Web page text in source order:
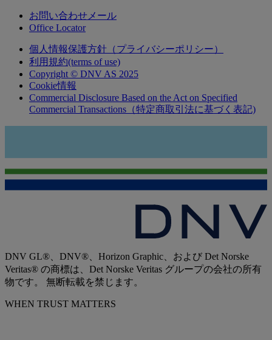
お問い合わせメール
Office Locator
個人情報保護方針（プライバシーポリシー）
利用規約(terms of use)
Copyright © DNV AS 2025
Cookie情報
Commercial Disclosure Based on the Act on Specified
Commercial Transactions（特定商取引法に基づく表記)
DNV GL®、DNV®、Horizon Graphic、および Det Norske
Veritas® の商標は、Det Norske Veritas グループの会社の所有
物です。 無断転載を禁じます。
WHEN TRUST MATTERS